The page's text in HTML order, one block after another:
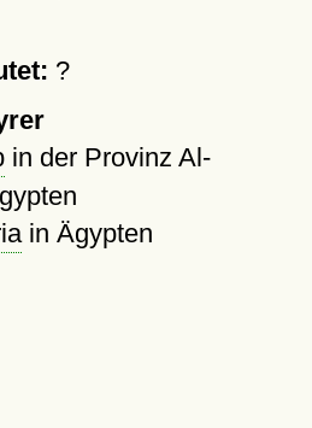
?
in der Provinz Al-
in Ägypten